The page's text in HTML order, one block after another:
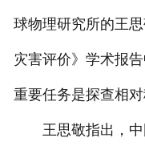
球物理研究所的王
灾害评价》学术报
重要任务是探查相对
王思敬指出，中